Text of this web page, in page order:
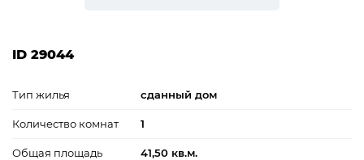
ID 29044
Тип жилья сданный дом
Количество комнат 1
Общая площадь 41,50 кв.м.